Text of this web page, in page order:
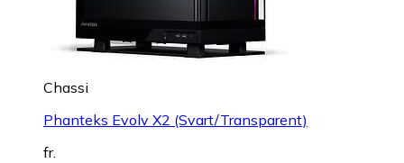
Chassi
Phanteks Evolv X2 (Svart/Transparent)
fr.